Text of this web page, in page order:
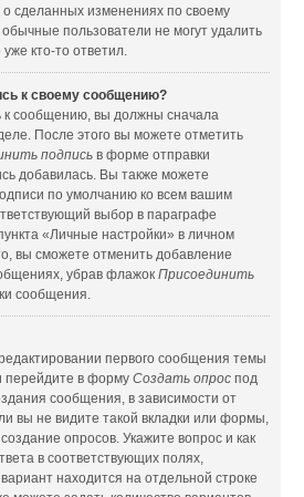
о сделанных изменениях по своему
пользователи не могут удалить
кто-то ответил.
к своему сообщению?
к сообщению, вы должны сначала
После этого вы можете отметить
подпись в форме отправки
добавилась. Вы также можете
по умолчанию ко всем вашим
выбор в параграфе
«Личные настройки» в личном
вы сможете отменить добавление
убрав флажокПрисоединить
сообщения.
первого сообщения темы
перейдите в формуСоздать опрос под
сообщения, в зависимости от
вы не видите такой вкладки или формы,
опросов. Укажите вопрос и как
в соответствующих полях,
находится на отдельной строке